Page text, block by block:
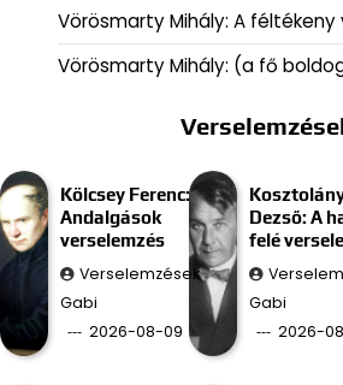
Vörösmarty Mihály: A féltékeny
Vörösmarty Mihály: (a fő
Kölcsey Ferenc:
Andalgások
verselemzés
Verselemzések
Gabi
2026-08-09
Dezső: A
felé
Gabi
2026-